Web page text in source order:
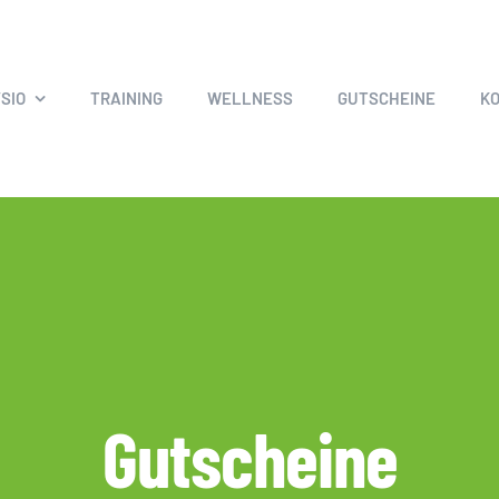
TRAINING WELLNESS GUTSCHEINE
Gutscheine